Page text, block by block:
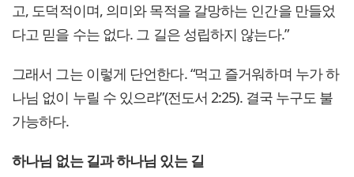
고, 도덕적이며, 의미와 목적을 갈망하는 인간을 만들었
다고 믿을 수는 없다. 그 길은 성립하지 않는다.”
그래서 그는 이렇게 단언한다. “먹고 즐거워하며 누가 하
나님 없이 누릴 수 있으랴”(전도서 2:25). 결국 누구도 불
가능하다.
하나님 없는 길과 하나님 있는 길